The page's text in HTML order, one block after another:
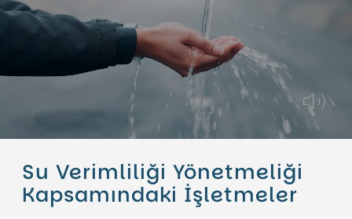
Su Verimliliği Yönetmeliği
Kapsamındaki İşletmeler